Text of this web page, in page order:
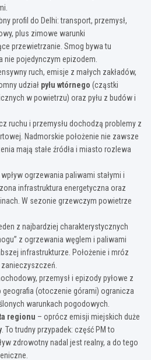
profil do Delhi: transport, przemysł,
plus zimowe warunki
przewietrzanie. Smog bywa tu
nie pojedynczym epizodem.
ruch, emisje z małych zakładów,
udział pyłu wtórnego (cząstki
w powietrzu) oraz pyłu z budów i
ruchu i przemysłu dochodzą problemy z
Nadmorskie położenie nie zawsze
mają stałe źródła i miasto rozlewa
ogrzewania paliwami stałymi i
infrastruktura energetyczna oraz
W sezonie grzewczym powietrze
z najbardziej charakterystycznych
z ogrzewania węglem i paliwami
infrastrukturze. Położenie i mróz
przemysł i epizody pyłowe z
(otoczenie górami) ogranicza
warunkach pogodowych.
regionu – oprócz emisji miejskich duże
. To trudny przypadek: część PM to
zdrowotny nadal jest realny, a do tego